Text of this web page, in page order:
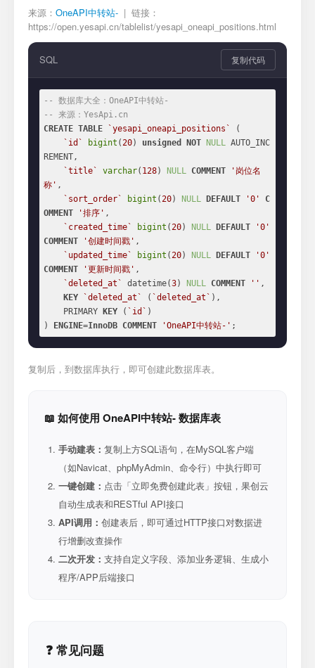
来源： OneAPI中转站- | 链接：
https://open.yesapi.cn/tablelist/yesapi_oneapi_positions.html
SQL 复制代码
-- 数据库大全：OneAPI中转站-
-- 来源：YesApi.cn
CREATE TABLE `yesapi_oneapi_positions`
(
`id`
bigint (20) unsigned NOT NULL AUTO_INC
REMENT,
`title`
varchar( 128) NULL COMMENT
'岗位名
称' ,
`sort_order`
bigint (20) NULL DEFAULT '0'
C
OMMENT
'排序' ,
`created_time`
bigint (20) NULL DEFAULT
'0'
COMMENT
'创建时间戳' ,
`updated_time`
bigint (20) NULL DEFAULT
'0'
COMMENT
'更新时间戳' ,
`deleted_at`
datetime(3) NULL COMMENT '' ,
KEY
`deleted_at` ( `deleted_at` ),
    PRIMARY
KEY ( `id` )
)
ENGINE=InnoDB COMMENT 'OneAPI中转站-' ;
复制后，到数据库执行，即可创建此数据库表。
📖 如何使用 OneAPI中转站- 数据库表
手动建表： 复制上方SQL语句，在MySQL客户端
（如Navicat、phpMyAdmin、命令行）中执行即可
一键创建： 点击「立即免费创建此表」按钮，果创云
自动生成表和RESTful API接口
API调用： 创建表后，即可通过HTTP接口对数据进
行增删改查操作
二次开发： 支持自定义字段、添加业务逻辑、生成小
程序/APP后端接口
❓ 常见问题